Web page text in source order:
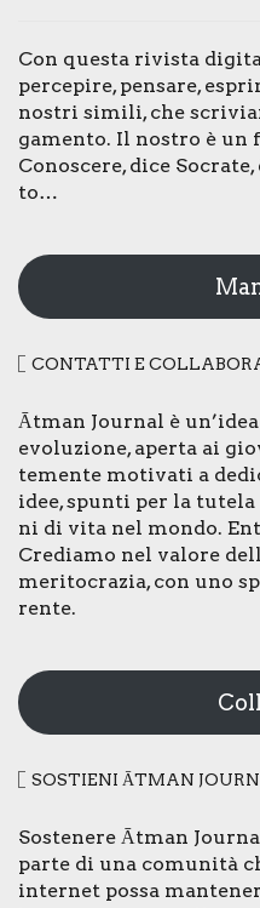
Con que­sta rivi­sta
per­ce­pi­re, pen­sa­re,
nostri simi­li, che
ga­men­to. Il nostro è un
Cono­sce­re, dice
to…
CON­TAT­TI E
Ātman Jour­nal è
evo­lu­zio­ne, aper­ta ai
te­men­te moti­va­ti a
idee, spun­ti per la
ni di vita nel mon­do.
Cre­dia­mo nel valo­re
meri­to­cra­zia, con uno
ren­te.
SOSTIE­NI ĀTMAN
Soste­ne­re Ātman
par­te di una comu­ni­tà
inter­net pos­sa